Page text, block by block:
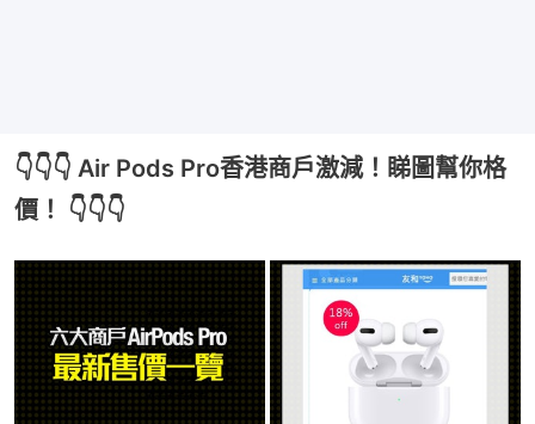
👇👇👇 Air Pods Pro香港商戶激減！睇圖幫你格
價！ 👇👇👇